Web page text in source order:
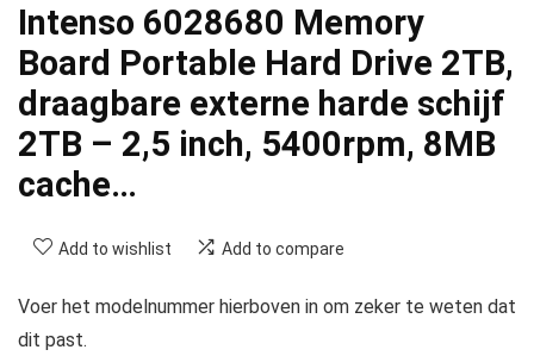
Intenso 6028680 Memory
Board Portable Hard Drive 2TB,
draagbare externe harde schijf
2TB – 2,5 inch, 5400rpm, 8MB
cache…
Add to wishlist Add to compare
Voer het modelnummer hierboven in om zeker te weten dat
dit past.